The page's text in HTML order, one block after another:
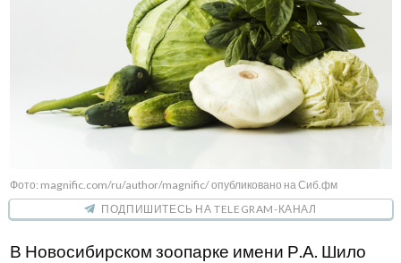
Фото: magnific.com/ru/author/magnific/ опубликовано на Сиб.фм
ПОДПИШИТЕСЬ НА TELEGRAM-КАНАЛ
В Новосибирском зоопарке имени Р.А. Шило